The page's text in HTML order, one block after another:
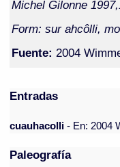
Michel Gilonne
Form: sur ahcôlli,
Fuente: 2004
Entradas
cuauhacolli- En: 2004
Paleografía